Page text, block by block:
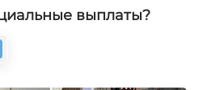
выплаты?